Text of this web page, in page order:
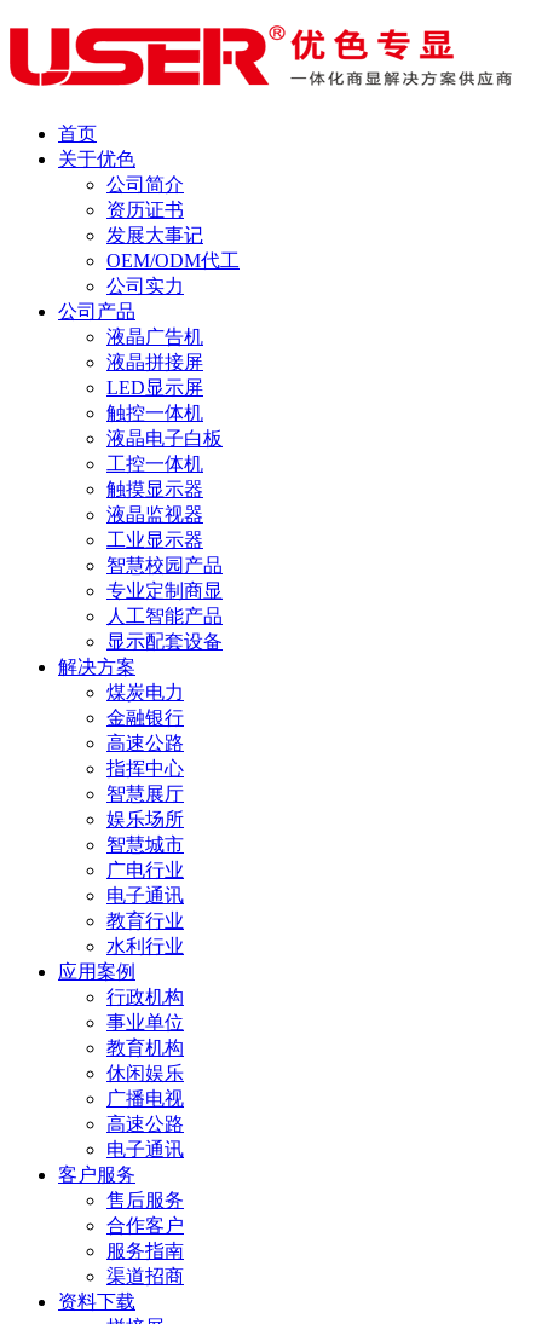
首页
关于优色
公司简介
资历证书
发展大事记
OEM/ODM代工
公司实力
公司产品
液晶广告机
液晶拼接屏
LED显示屏
触控一体机
液晶电子白板
工控一体机
触摸显示器
液晶监视器
工业显示器
智慧校园产品
专业定制商显
人工智能产品
显示配套设备
解决方案
煤炭电力
金融银行
高速公路
指挥中心
智慧展厅
娱乐场所
智慧城市
广电行业
电子通讯
教育行业
水利行业
应用案例
行政机构
事业单位
教育机构
休闲娱乐
广播电视
高速公路
电子通讯
客户服务
售后服务
合作客户
服务指南
渠道招商
资料下载